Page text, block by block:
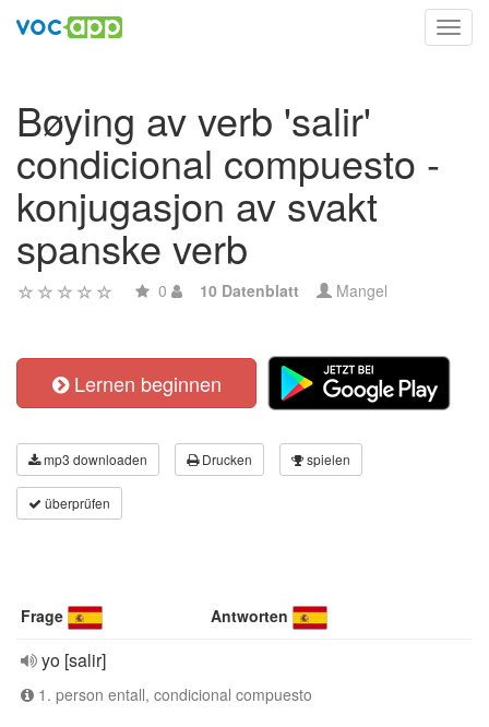
Bøying av verb 'salir'
condicional compuesto -
konjugasjon av svakt
spanske verb
0 10 Datenblatt Mangel
Lernen beginnen
mp3 downloaden Drucken spielen
überprüfen
Frage Antworten
yo [salir]
1. person entall, condicional compuesto